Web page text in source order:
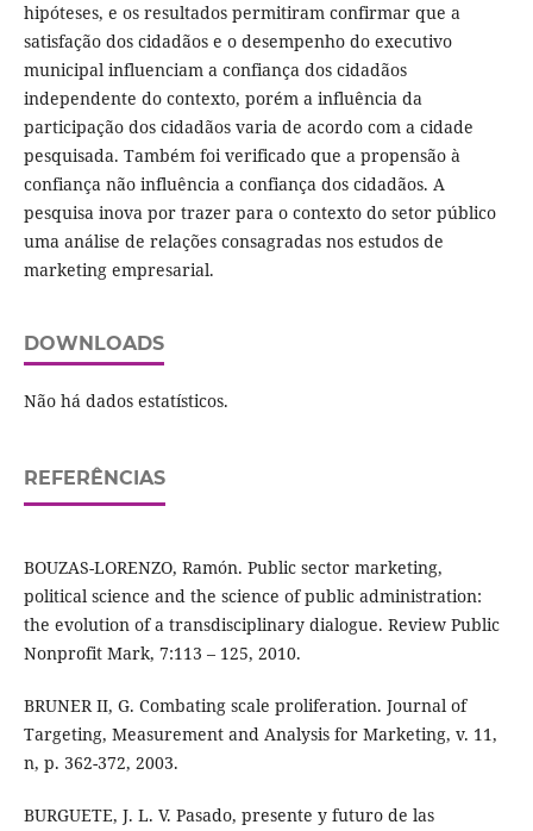
hipóteses, e os resultados permitiram confirmar que a
satisfação dos cidadãos e o desempenho do executivo
municipal influenciam a confiança dos cidadãos
independente do contexto, porém a influência da
participação dos cidadãos varia de acordo com a cidade
pesquisada. Também foi verificado que a propensão à
confiança não influência a confiança dos cidadãos. A
pesquisa inova por trazer para o contexto do setor público
uma análise de relações consagradas nos estudos de
marketing empresarial.
DOWNLOADS
Não há dados estatísticos.
REFERÊNCIAS
BOUZAS-LORENZO, Ramón. Public sector marketing,
political science and the science of public administration:
the evolution of a transdisciplinary dialogue. Review Public
Nonprofit Mark, 7:113 – 125, 2010.
BRUNER II, G. Combating scale proliferation. Journal of
Targeting, Measurement and Analysis for Marketing, v. 11,
n, p. 362-372, 2003.
BURGUETE, J. L. V. Pasado, presente y futuro de las